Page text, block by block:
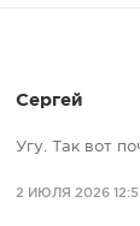
Сергей
Угу. Так вот
2 ИЮЛЯ 2026